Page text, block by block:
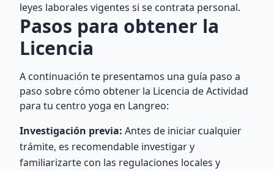
leyes laborales vigentes si se contrata personal.
Pasos para obtener la
Licencia
A continuación te presentamos una guía paso a
paso sobre cómo obtener la Licencia de Actividad
para tu centro yoga en Langreo:
Investigación previa: Antes de iniciar cualquier
trámite, es recomendable investigar y
familiarizarte con las regulaciones locales y